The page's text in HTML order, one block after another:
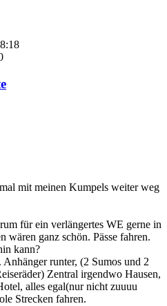
mit meinen Kumpels weiter weg
für ein verlängertes WE gerne in
wären ganz schön. Pässe fahren.
kann?
runter, (2 Sumos und 2
Zentral irgendwo Hausen,
alles egal(nur nicht zuuuu
Strecken fahren.